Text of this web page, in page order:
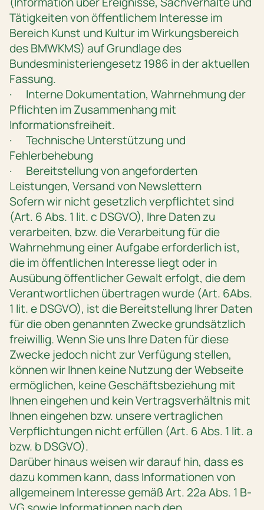
Tätigkeiten von öffentlichem Interesse im
Bereich Kunst und Kultur im Wirkungsbereich
des BMWKMS) auf Grundlage des
Bundesministeriengesetz 1986 in der aktuellen
Fassung.
· Interne Dokumentation, Wahrnehmung der
Pflichten im Zusammenhang mit
Informationsfreiheit.
· Technische Unterstützung und
Fehlerbehebung
· Bereitstellung von angeforderten
Leistungen, Versand von Newslettern
Sofern wir nicht gesetzlich verpflichtet sind
(Art. 6 Abs. 1 lit. c DSGVO), Ihre Daten zu
verarbeiten, bzw. die Verarbeitung für die
Wahrnehmung einer Aufgabe erforderlich ist,
die im öffentlichen Interesse liegt oder in
Ausübung öffentlicher Gewalt erfolgt, die dem
Verantwortlichen übertragen wurde (Art. 6Abs.
1 lit. e DSGVO), ist die Bereitstellung Ihrer Daten
für die oben genannten Zwecke grundsätzlich
freiwillig. Wenn Sie uns Ihre Daten für diese
Zwecke jedoch nicht zur Verfügung stellen,
können wir Ihnen keine Nutzung der Webseite
ermöglichen, keine Geschäftsbeziehung mit
Ihnen eingehen und kein Vertragsverhältnis mit
Ihnen eingehen bzw. unsere vertraglichen
Verpflichtungen nicht erfüllen (Art. 6 Abs. 1 lit. a
bzw. b DSGVO).
Darüber hinaus weisen wir darauf hin, dass es
dazu kommen kann, dass Informationen von
allgemeinem Interesse gemäß Art. 22a Abs. 1 B-